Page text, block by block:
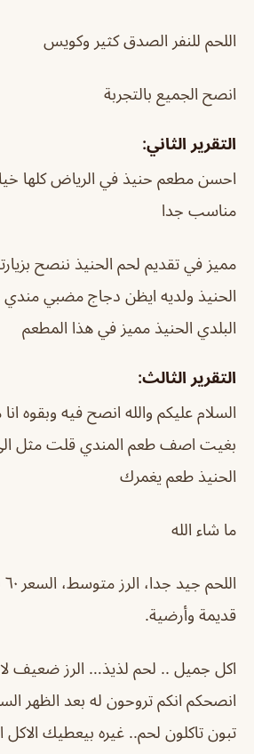
اللحم للنفر الصدق كثير وكويس
انصح الجميع بالتجربة
التقرير الثاني:
احسن مطعم حنيذ في الرياض كلها
مناسب جدا
مميز في تقديم لحم الحنيذ ننصح
الحنيذ ولديه ايظن دجاج مضبي
البلدي الحنيذ مميز في هذا المطعم
التقرير الثالث:
السلام عليكم والله انصح فيه وبقوه
بغيت اصف طعم المندي قلت مثل
الحنيذ طعم يغمرك
ما شاء الله
قديمة وأرضية.
اكل جميل .. لحم لذيذ… الرز ضعيف
تبون تاكلون لحم.. غيره بيعطيك